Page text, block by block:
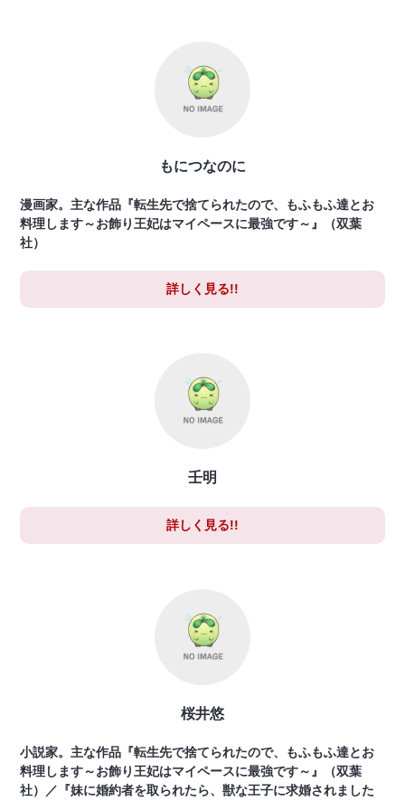
もにつなのに
漫画家。主な作品『転生先で捨てられたので、もふもふ達とお
料理します～お飾り王妃はマイペースに最強です～』（双葉
社）
詳しく見る!!
壬明
詳しく見る!!
桜井悠
小説家。主な作品『転生先で捨てられたので、もふもふ達とお
料理します～お飾り王妃はマイペースに最強です～』（双葉
社）／『妹に婚約者を取られたら、獣な王子に求婚されました